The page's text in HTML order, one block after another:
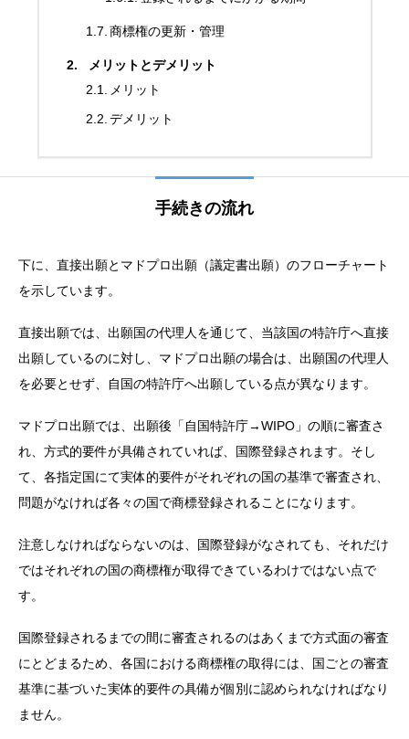
商標権の更新・管理
メリットとデメリット
メリット
デメリット
手続きの流れ
下に、直接出願とマドプロ出願（議定書出願）のフローチャート
を示しています。
直接出願では、出願国の代理人を通じて、当該国の特許庁へ直接
出願しているのに対し、マドプロ出願の場合は、出願国の代理人
を必要とせず、自国の特許庁へ出願している点が異なります。
マドプロ出願では、出願後「自国特許庁→WIPO」の順に審査さ
れ、方式的要件が具備されていれば、国際登録されます。そし
て、各指定国にて実体的要件がそれぞれの国の基準で審査され、
問題がなければ各々の国で商標登録されることになります。
注意しなければならないのは、国際登録がなされても、それだけ
ではそれぞれの国の商標権が取得できているわけではない点で
す。
国際登録されるまでの間に審査されるのはあくまで方式面の審査
にとどまるため、各国における商標権の取得には、国ごとの審査
基準に基づいた実体的要件の具備が個別に認められなければなり
ません。